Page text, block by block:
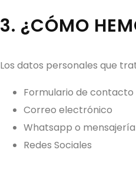
3. ¿CÓMO
Los datos personales que
Formulario de contacto
Correo electrónico
Whatsapp o
Redes Sociales